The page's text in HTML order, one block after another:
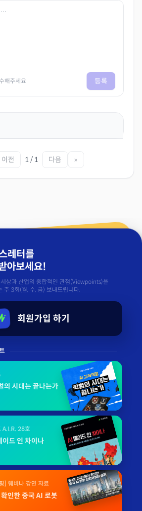
해주세요 등록
이전 1 / 1 다음 »
레터를
아보세요!
상과 산업의 종합적인 관점(Viewpoints)을
주 3회(월, 수, 금) 보내드립니다.
회원가입 하기
의 시대는 끝나는가
A.I.R. 28호
드 인 차이나
] 웨비나 강연 자료
인한 중국 AI 로봇